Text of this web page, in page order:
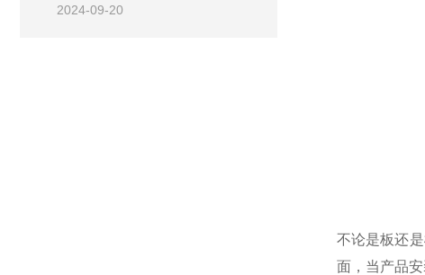
2024-09-20
不论是板还
面，当产品